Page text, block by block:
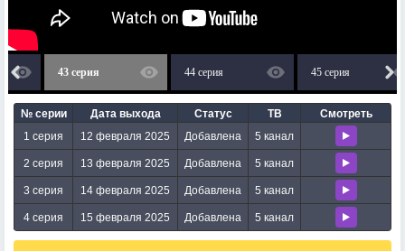
43 серия 44 серия 45 серия
№ серии Дата выхода Статус ТВ
Смотреть
1 серия
12 февраля 2025 Добавлена 5 канал
2 серия 13 февраля 2025 Добавлена 5 канал
3 серия 14 февраля 2025 Добавлена 5 канал
4 серия 15 февраля 2025 Добавлена 5 канал